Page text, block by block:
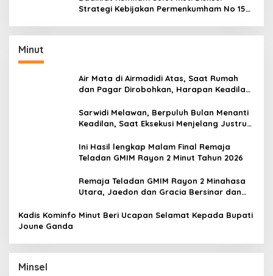
Strategi Kebijakan Permenkumham No 15
Minut
Air Mata di Airmadidi Atas, Saat Rumah
dan Pagar Dirobohkan, Harapan Keadilan
Sarwidi Melawan, Berpuluh Bulan Menanti
Keadilan, Saat Eksekusi Menjelang Justru
Ini Hasil lengkap Malam Final Remaja
Teladan GMIM Rayon 2 Minut Tahun 2026
Remaja Teladan GMIM Rayon 2 Minahasa
Utara, Jaedon dan Gracia Bersinar dan
Kadis Kominfo Minut Beri Ucapan Selamat Kepada Bupati
Joune Ganda
Minsel